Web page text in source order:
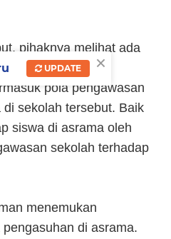
pihaknya melihat ada
model
pola pengawasan
sekolah tersebut. Baik
siswa di asrama oleh
sekolah terhadap
menemukan
di asrama.
×
UPDATE